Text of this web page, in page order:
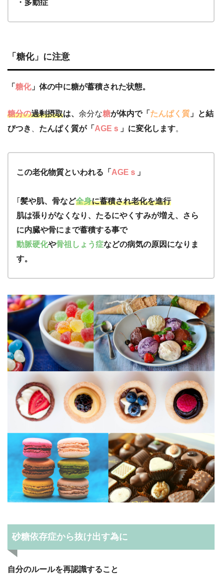
・多動症
「糖化」に注意
「 糖化」体の中に糖が蓄積された状態。
糖分の過剰摂取は、 余分な糖が体内で「 たんぱく質 」と結
びつき
たんぱく質が「 AGEｓ 」に変化します。
この老化物質といわれる「 AGEｓ 」
｢ 髪や肌、骨など全身に蓄積され老化を進行
肌は張りがなくなり、たるにやくすみが増え、さら
に内臓や骨にまで蓄積する事で
動脈硬化や骨祖しょう症などの病気の原因になりま
す。
砂糖依存症から抜け出す為に
自分のルールを再認識すること